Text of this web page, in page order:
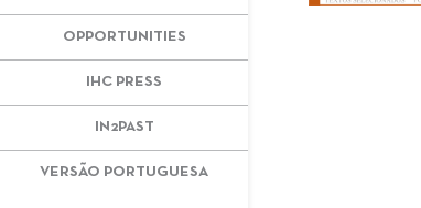
OPPORTUNITIES
IHC PRESS
IN2PAST
VERSÃO PORTUGUESA